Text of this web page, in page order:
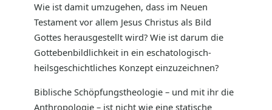
Wie ist damit umzugehen, dass im Neuen
Testament vor allem Jesus Christus als Bild
Gottes herausgestellt wird? Wie ist darum die
Gottebenbildlichkeit in ein eschatologisch-
heilsgeschichtliches Konzept einzuzeichnen?
Biblische Schöpfungstheologie – und mit ihr die
Anthropologie – ist nicht wie eine statische